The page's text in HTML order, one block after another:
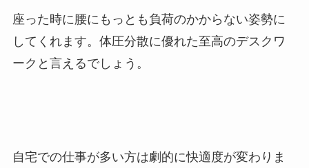
座った時に腰にもっとも負荷のかからない姿勢に
してくれます。体圧分散に優れた至高のデスクワ
ークと言えるでしょう。
自宅での仕事が多い方は劇的に快適度が変わりま